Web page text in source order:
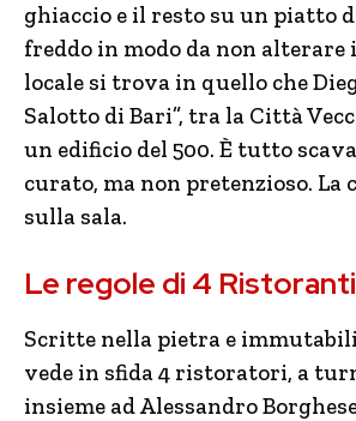
ghiaccio e il resto su un piatto
freddo in modo da non alterare
locale si trova in quello che
Salotto di Bari”, tra la Città
un edificio del 500. È tutto
curato, ma non pretenzioso. La
sulla sala.
Le regole di 4
Scritte nella pietra e
vede in sfida 4 ristoratori, a
insieme ad Alessandro